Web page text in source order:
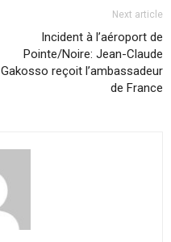
Next article
Incident à l’aéroport de
Pointe/Noire: Jean-Claude
Gakosso reçoit l’ambassadeur
de France